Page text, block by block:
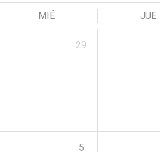
MIÉ JUE
29
5